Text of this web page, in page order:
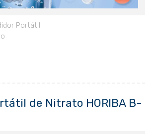
Portátil
de Nitrato HORIBA B-